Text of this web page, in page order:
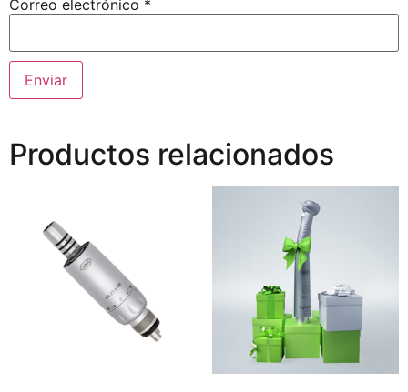
Correo electrónico *
Productos relacionados